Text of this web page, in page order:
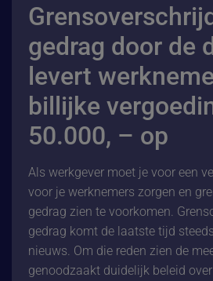
gedrag door de
levert
billijke
50.000, – op
Als werkgever moet je voor een
voor je werknemers zorgen en
gedrag zien te voorkomen.
gedrag komt de laatste tijd
nieuws. Om die reden zien de
genoodzaakt duidelijk beleid